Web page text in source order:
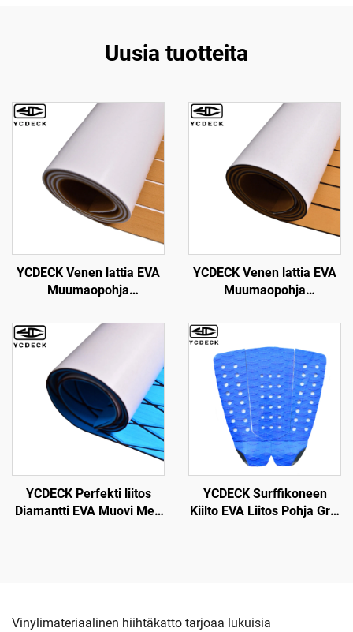
Uusia tuotteita
YCDECK Venen lattia EVA
Muumaopohja
merimatilla Simuloitu
Meri-vene-matit
Jääkylpyveneiden lattialle
Non-Slip Itseliimautuva
Lattia
YCDECK Venen lattia EVA
Muumaopohja
96''x45.6''/36''/21.6''/16.8''
Teak-vene-lattialla
Simuloitu Meri-vene-
deckkipalusta
Moottoriveneelle, RV:lle,
Yachtille, Kajakille, Uida-
alalle
YCDECK Perfekti liitos
Diamantti EVA Muovi Meri
YCDECK Surffikoneen
Kiilto EVA Liitos Pohja Grip
Vinylimateriaalinen hiihtäkatto tarjoaa lukuisia